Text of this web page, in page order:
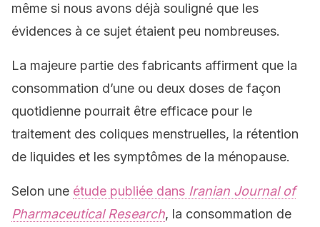
même si nous avons déjà souligné que les
évidences à ce sujet étaient peu nombreuses.
La majeure partie des fabricants affirment que la
consommation d’une ou deux doses de façon
quotidienne pourrait être efficace pour le
traitement des coliques menstruelles, la rétention
de liquides et les symptômes de la ménopause.
Selon une étude publiée dans Iranian Journal of
Pharmaceutical Research, la consommation de